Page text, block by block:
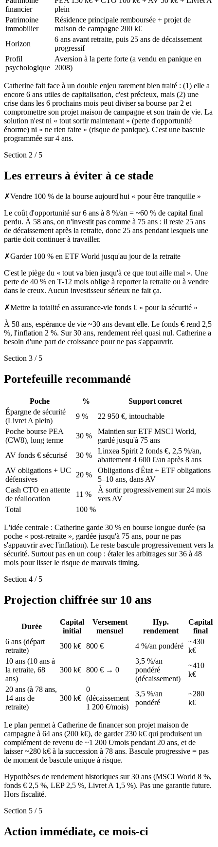
financier
plein
Patrimoine
immobilier
Résidence principale remboursée + projet de
maison de campagne 200 k€
Horizon
6 ans avant retraite, puis 25 ans de décaissement
progressif
Profil
psychologique
Aversion à la perte forte (a vendu en panique en
2008)
Catherine fait face à un double enjeu rarement bien traité : (1) elle a
encore 6 ans utiles de capitalisation, c'est précieux, mais (2) une
crise dans les 6 prochains mois peut diviser sa bourse par 2 et
compromettre son projet maison de campagne et son train de vie. La
solution n'est ni « tout sortir maintenant » (perte d'opportunité
énorme) ni « ne rien faire » (risque de panique). C'est une bascule
programmée sur 4 ans.
Section 2 / 5
Les erreurs à éviter à ce stade
✗Vendre 100 % de la bourse aujourd'hui « pour être tranquille »
Le coût d'opportunité sur 6 ans à 8 %/an = ~60 % de capital final
perdu. À 58 ans, on n'investit pas comme à 75 ans : il reste 25 ans
de décaissement après la retraite, donc 25 ans pendant lesquels une
partie doit continuer à travailler.
✗Garder 100 % en ETF World jusqu'au jour de la retraite
C'est le piège du « tout va bien jusqu'à ce que tout aille mal ». Une
perte de 40 % en T-12 mois oblige à reporter la retraite ou à vendre
dans le creux. Aucun investisseur sérieux ne fait ça.
✗Mettre la totalité en assurance-vie fonds € « pour la sécurité »
À 58 ans, espérance de vie ~30 ans devant elle. Le fonds € rend 2,5
%, l'inflation 2 %. Sur 30 ans, rendement réel quasi nul. Catherine a
besoin d'une part de croissance pour ne pas s'appauvrir.
Section 3 / 5
Portefeuille recommandé
Poche %
Support concret
Épargne de sécurité
(Livret A plein)
9 %
22 950 €, intouchable
Poche bourse PEA
(CW8), long terme
30 %
Maintien sur ETF MSCI World,
gardé jusqu'à 75 ans
AV fonds € sécurisé
30 %
Linxea Spirit 2 fonds €, 2,5 %/an,
abattement 4 600 €/an après 8 ans
AV obligations + UC
défensives
20 %
Obligations d'État + ETF obligations
5–10 ans, dans AV
Cash CTO en attente
de réallocation
11 %
À sortir progressivement sur 24 mois
vers AV
Total
100 %
L'idée centrale : Catherine garde 30 % en bourse longue durée (sa
poche « post-retraite », gardée jusqu'à 75 ans, pour ne pas
s'appauvrir avec l'inflation). Le reste bascule progressivement vers la
sécurité. Surtout pas en un coup : étaler les arbitrages sur 36 à 48
mois pour lisser le risque de mauvais timing.
Section 4 / 5
Projection chiffrée sur 10 ans
Durée
Capital
initial
Versement
mensuel
Hyp.
rendement
Capital
final
6 ans (départ
retraite)
300 k€ 800 € 4 %/an pondéré
~430
k€
10 ans (10 ans à
la retraite, 68
ans)
300 k€ 800 € → 0
3,5 %/an
pondéré
(décaissement)
~410
k€
20 ans (à 78 ans,
14 ans de
retraite)
300 k€
0
(décaissement
1 200 €/mois)
3,5 %/an
pondéré
~280
k€
Le plan permet à Catherine de financer son projet maison de
campagne à 64 ans (200 k€), de garder 230 k€ qui produisent un
complément de revenu de ~1 200 €/mois pendant 20 ans, et de
laisser ~280 k€ à la succession à 78 ans. Bascule progressive = pas
de moment de bascule unique à risque.
Hypothèses de rendement historiques sur 30 ans (MSCI World 8 %,
fonds € 2,5 %, LEP 2,5 %, Livret A 1,5 %). Pas une garantie future.
Hors fiscalité.
Section 5 / 5
Action immédiate, ce mois-ci